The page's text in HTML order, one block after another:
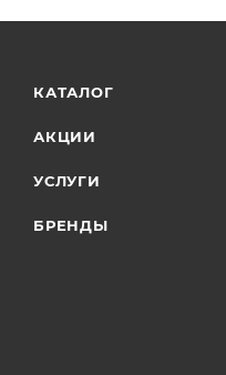
КАТАЛОГ
АКЦИИ
УСЛУГИ
БРЕНДЫ